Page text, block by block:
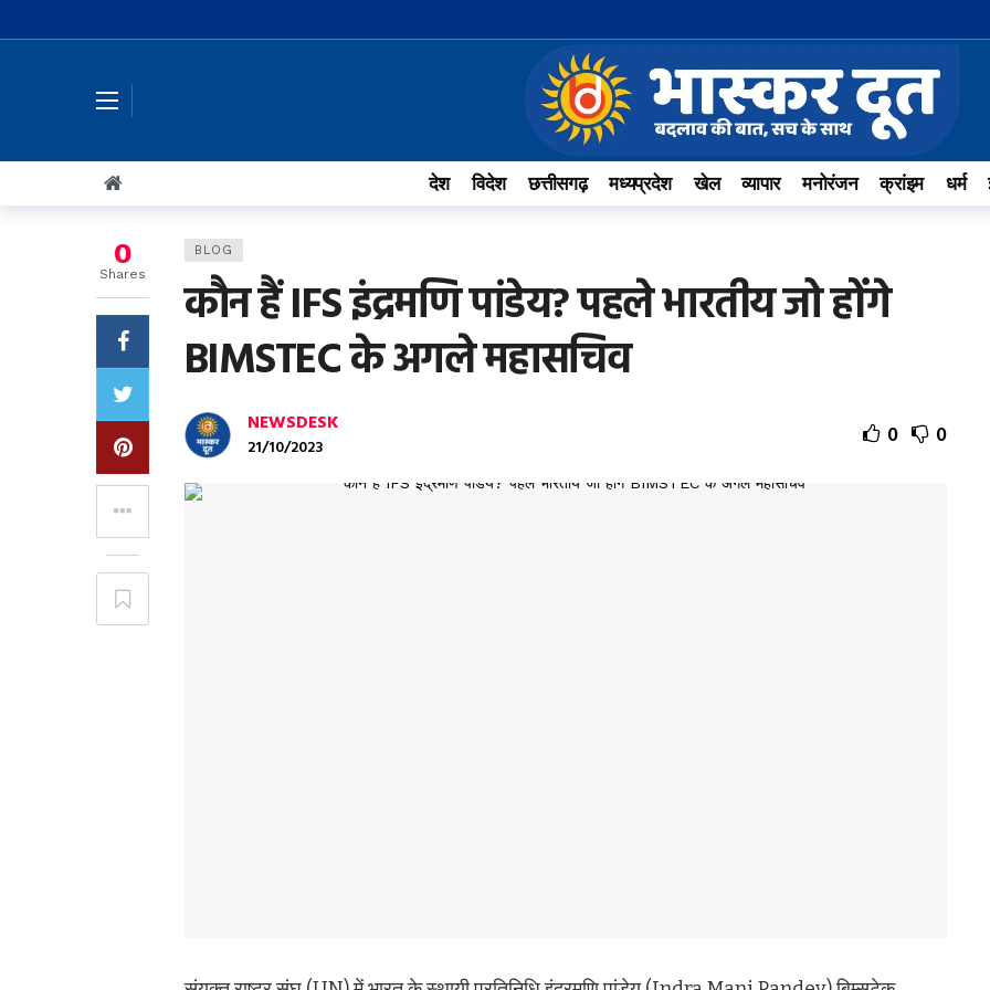
देश विदेश छत्तीसगढ़ मध्यप्रदेश खेल व्यापार मनोरंजन क्रांइम धर्म
BLOG
कौन हैं IFS इंद्रमणि पांडेय? पहले भारतीय जो होंगे
BIMSTEC के अगले महासचिव
NEWSDESK
21/10/2023 0 0
0
Shares